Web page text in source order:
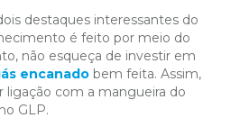
destaques interessantes do
é feito por meio do
não esqueça de investir em
encanado bem feita. Assim,
ligação com a mangueira do
GLP.